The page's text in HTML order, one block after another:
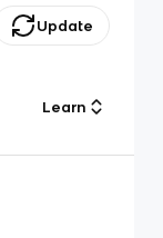
Update
Learn